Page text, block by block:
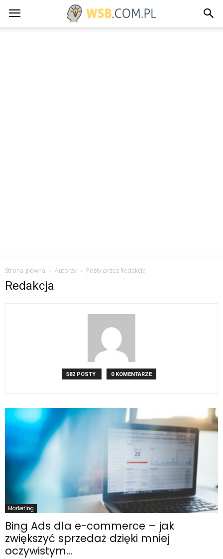
Strona główna Autorzy Posty przez Redakcja
Redakcja
582 POSTY 0 KOMENTARZE
Marketing
Bing Ads dla e-commerce – jak
zwiększyć sprzedaż dzięki mniej
oczywistym...